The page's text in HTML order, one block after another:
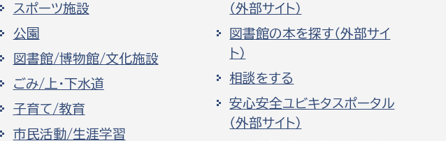
スポーツ施設
公園
図書館/博物館/文化施設
ごみ/上・下水道
子育て/教育
市民活動/生涯学習
（外部サイト）
図書館の本を探す（外部サイ
ト）
相談をする
安心安全ユビキタスポータル
（外部サイト）